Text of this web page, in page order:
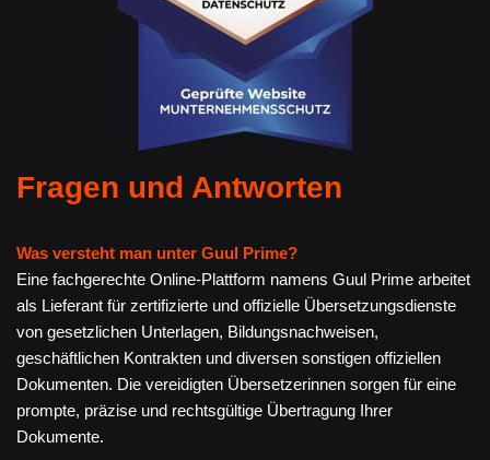
Fragen und Antworten
Was versteht man unter Guul Prime?
Eine fachgerechte Online-Plattform namens Guul Prime arbeitet
als Lieferant für zertifizierte und offizielle Übersetzungsdienste
von gesetzlichen Unterlagen, Bildungsnachweisen,
geschäftlichen Kontrakten und diversen sonstigen offiziellen
Dokumenten. Die vereidigten Übersetzerinnen sorgen für eine
prompte, präzise und rechtsgültige Übertragung Ihrer
Dokumente.